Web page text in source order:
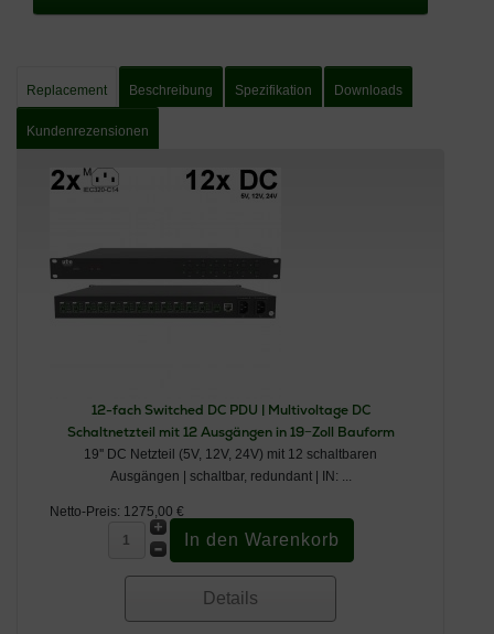
Replacement Beschreibung Spezifikation Downloads
Kundenrezensionen
12-fach Switched DC PDU | Multivoltage DC
Schaltnetzteil mit 12 Ausgängen in 19−Zoll Bauform
19'' DC Netzteil (5V, 12V, 24V) mit 12 schaltbaren
Ausgängen | schaltbar, redundant | IN: ...
Netto-Preis: 1275,00 €
Details